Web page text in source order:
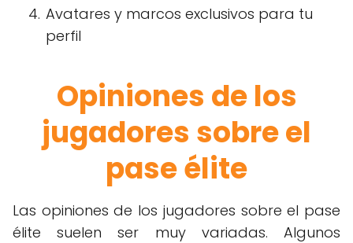
Avatares y marcos exclusivos para tu
perfil
Opiniones de los
jugadores sobre el
pase élite
Las opiniones de los jugadores sobre el pase
élite suelen ser muy variadas. Algunos